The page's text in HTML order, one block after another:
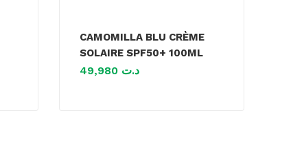
CAMOMILLA BLU CRÈME
SOLAIRE SPF50+ 100ML
د.ت